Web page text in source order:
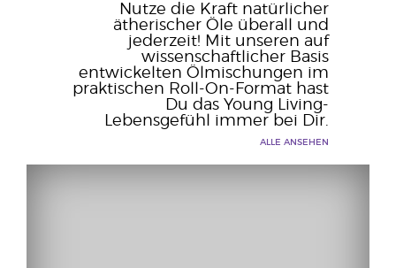
Nutze die Kraft natürlicher
ätherischer Öle überall und
jederzeit! Mit unseren auf
wissenschaftlicher Basis
entwickelten Ölmischungen im
praktischen Roll-On-Format hast
Du das Young Living-
Lebensgefühl immer bei Dir.
ALLE ANSEHEN